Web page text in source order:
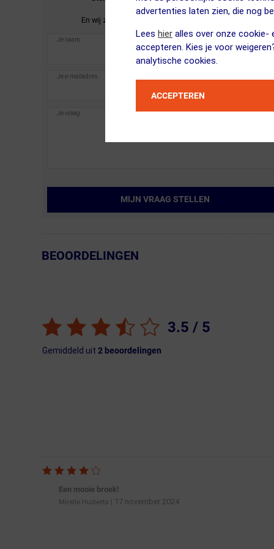
advertenties laten zien, die nog
Lees hier alles over onze cookie-
accepteren. Kies je voor
analytische cookies.
ACCEPTEREN
Hardloopbroek Zwart Dames.
En wij zullen je zo spoedig mogelijk antwoorden.
MIJN VRAAG STELLEN
← Terug naar productnavigatie
BEOORDELINGEN
3.5 / 5
Gemiddeld uit 2 beoordelingen
Een mooie broek!
Mirelle Huiberts | 17 november 2024